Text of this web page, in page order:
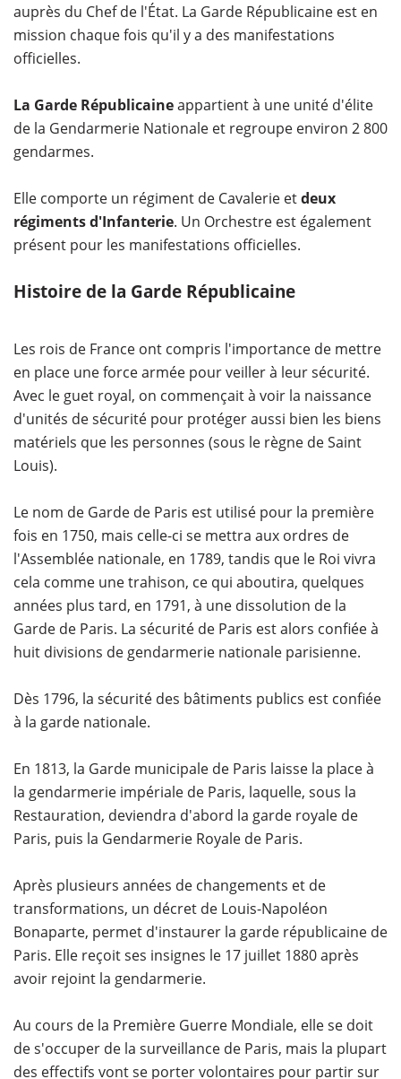
auprès du Chef de l'État. La Garde Républicaine est en
mission chaque fois qu'il y a des manifestations
officielles.
La Garde Républicaineappartient à une unité d'élite
de la Gendarmerie Nationale et regroupe environ 2 800
gendarmes.
Elle comporte un régiment de Cavalerie etdeux
régiments d'Infanterie. Un Orchestre est également
présent pour les manifestations officielles.
Histoire de la Garde Républicaine
Les rois de France ont compris l'importance de mettre
en place une force armée pour veiller à leur sécurité.
Avec le guet royal, on commençait à voir la naissance
d'unités de sécurité pour protéger aussi bien les biens
matériels que les personnes (sous le règne de Saint
Louis).
Le nom de Garde de Paris est utilisé pour la première
fois en 1750, mais celle-ci se mettra aux ordres de
l'Assemblée nationale, en 1789, tandis que le Roi vivra
cela comme une trahison, ce qui aboutira, quelques
années plus tard, en 1791, à une dissolution de la
Garde de Paris. La sécurité de Paris est alors confiée à
huit divisions de gendarmerie nationale parisienne.
Dès 1796, la sécurité des bâtiments publics est confiée
à la garde nationale.
En 1813, la Garde municipale de Paris laisse la place à
la gendarmerie impériale de Paris, laquelle, sous la
Restauration, deviendra d'abord la garde royale de
Paris, puis la Gendarmerie Royale de Paris.
Après plusieurs années de changements et de
transformations, un décret de Louis-Napoléon
Bonaparte, permet d'instaurer la garde républicaine de
Paris. Elle reçoit ses insignes le 17 juillet 1880 après
avoir rejoint la gendarmerie.
Au cours de la Première Guerre Mondiale, elle se doit
de s'occuper de la surveillance de Paris, mais la plupart
des effectifs vont se porter volontaires pour partir sur